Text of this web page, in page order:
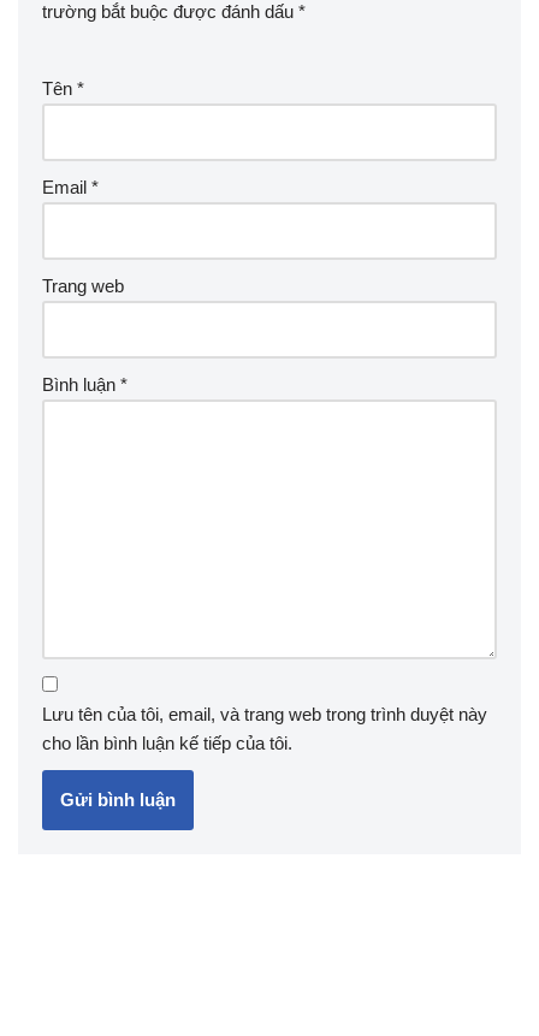
trường bắt buộc được đánh dấu *
Tên *
Email *
Trang web
Bình luận *
Lưu tên của tôi, email, và trang web trong trình duyệt này
cho lần bình luận kế tiếp của tôi.